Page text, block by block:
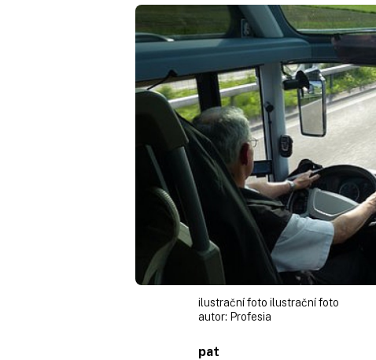
ilustrační foto ilustrační foto
autor: Profesia
pat